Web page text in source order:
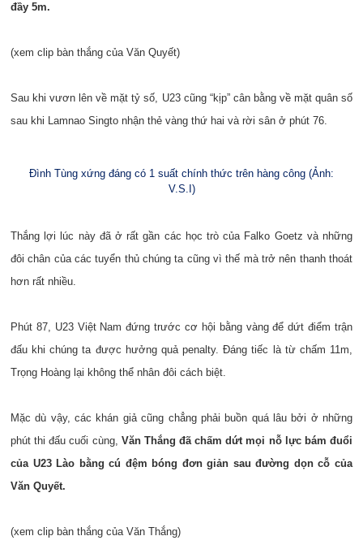
đầy 5m.
(xem clip bàn thắng của Văn Quyết)
Sau khi vươn lên về mặt tỷ số, U23 cũng “kịp” cân bằng về mặt quân số
sau khi Lamnao Singto nhận thẻ vàng thứ hai và rời sân ở phút 76.
Đình Tùng xứng đáng có 1 suất chính thức trên hàng công (Ảnh:
V.S.I)
Thắng lợi lúc này đã ở rất gần các học trò của Falko Goetz và những
đôi chân của các tuyển thủ chúng ta cũng vì thế mà trở nên thanh thoát
hơn rất nhiều.
Phút 87, U23 Việt Nam đứng trước cơ hội bằng vàng để dứt điểm trận
đấu khi chúng ta được hưởng quả penalty. Đáng tiếc là từ chấm 11m,
Trọng Hoàng lại không thể nhân đôi cách biệt.
Mặc dù vậy, các khán giả cũng chẳng phải buồn quá lâu bởi ở những
phút thi đấu cuối cùng, Văn Thắng đã chấm dứt mọi nỗ lực bám đuổi
của U23 Lào bằng cú đệm bóng đơn giản sau đường dọn cỗ của
Văn Quyết.
(xem clip bàn thắng của Văn Thắng)